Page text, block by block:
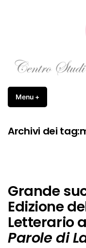
Femininum
Menu +
Archivi dei tag:
Grande
Edizione
Letterario
Parole di